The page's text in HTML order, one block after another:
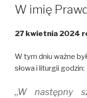
W
W imię
27 kwietnia 2024
W tym dniu ważne
słowa i liturgii godzin:
,,W następny